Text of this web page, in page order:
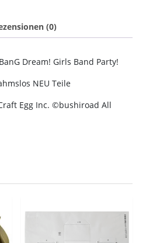
(0)
Dream! Girls Band Party!
NEU Teile
Egg Inc. ©bushiroad All